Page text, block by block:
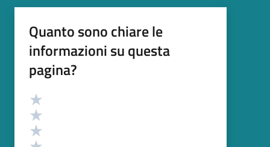
Quanto sono chiare le
informazioni su questa
pagina?
Valutazione